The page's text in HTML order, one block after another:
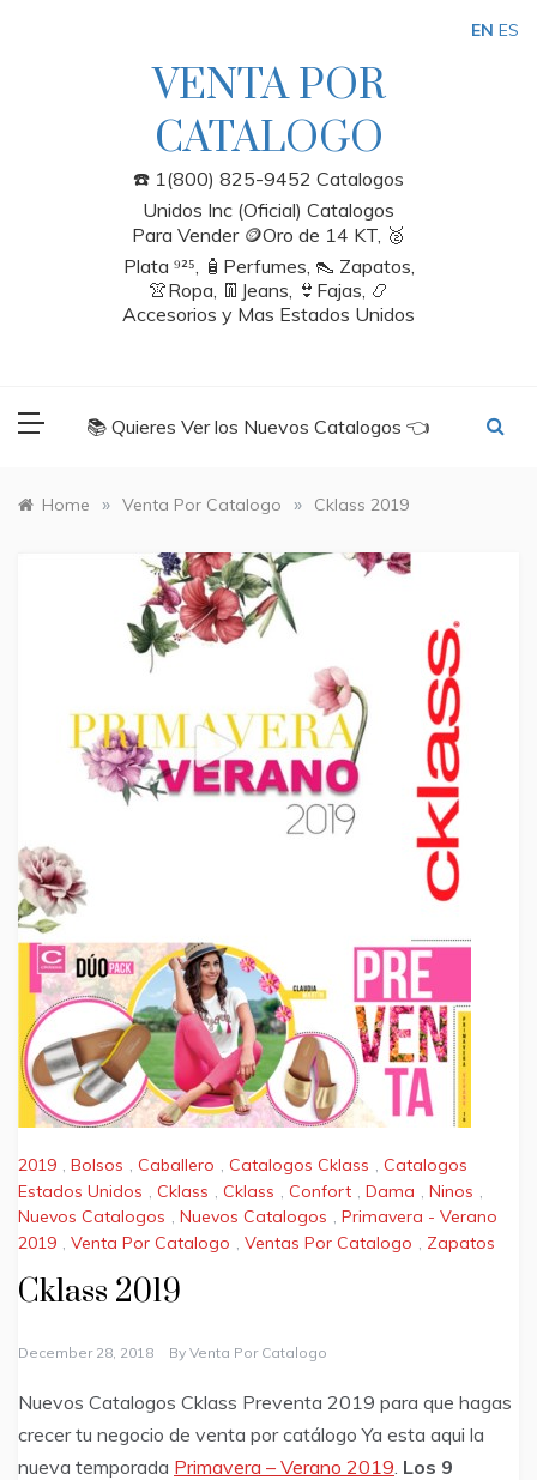
VENTA POR
CATALOGO
☎️ 1(800) 825-9452 Catalogos
Unidos Inc (Oficial) Catalogos
Para Vender 🪙Oro de 14 KT, 🥈
Plata ⁹²⁵, 🧴Perfumes, 👠 Zapatos,
👚Ropa, 👖Jeans, 👙Fajas, 📿
Accesorios y Mas Estados Unidos
📚 Quieres Ver los Nuevos Catalogos 👈
Home » Venta Por Catalogo » Cklass 2019
2019 , Bolsos , Caballero , Catalogos Cklass , Catalogos
Estados Unidos , Cklass , Cklass , Confort , Dama , Ninos ,
Nuevos Catalogos , Nuevos Catalogos , Primavera - Verano
2019 , Venta Por Catalogo , Ventas Por Catalogo , Zapatos
Cklass 2019
December 28, 2018 By Venta Por Catalogo
Nuevos Catalogos Cklass Preventa 2019 para que hagas
crecer tu negocio de venta por catálogo Ya esta aqui la
nueva temporada Primavera – Verano 2019 Los 9
EN ES